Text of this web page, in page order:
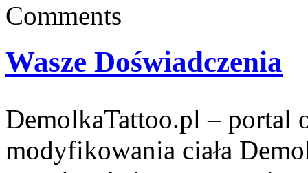
Comments
Wasze Doświadczenia
DemolkaTattoo.pl – portal
modyfikowania ciała